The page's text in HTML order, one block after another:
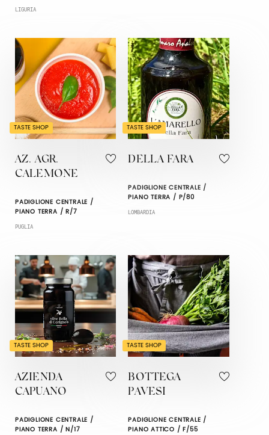
LIGURIA
TASTE SHOP
AZ. AGR.
CALEMONE
PADIGLIONE CENTRALE /
PIANO TERRA / R/7
PUGLIA
TASTE SHOP
DELLA FARA
PADIGLIONE CENTRALE /
PIANO TERRA / P/80
LOMBARDIA
TASTE SHOP
AZIENDA
CAPUANO
PADIGLIONE CENTRALE /
PIANO TERRA / N/17
TASTE SHOP
BOTTEGA
PAVESI
PADIGLIONE CENTRALE /
PIANO ATTICO / F/55